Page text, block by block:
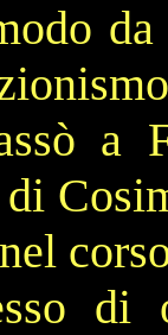
a
di